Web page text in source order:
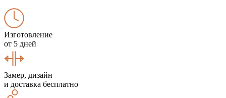
Изготовление
от 5 дней
Замер, дизайн
и доставка бесплатно